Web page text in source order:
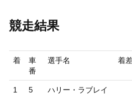
競走結果
着
車
番
選手名 着
1 5
ハリー・ラブレイ